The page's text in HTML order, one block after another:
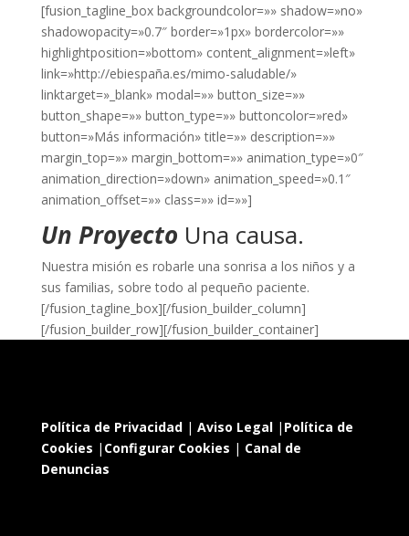
[fusion_tagline_box backgroundcolor=»» shadow=»no»
shadowopacity=»0.7″ border=»1px» bordercolor=»»
highlightposition=»bottom» content_alignment=»left»
link=»http://ebiespaña.es/mimo-saludable/»
linktarget=»_blank» modal=»» button_size=»»
button_shape=»» button_type=»» buttoncolor=»red»
button=»Más información» title=»» description=»»
margin_top=»» margin_bottom=»» animation_type=»0″
animation_direction=»down» animation_speed=»0.1″
animation_offset=»» class=»» id=»»]
Un Proyecto Una causa.
Nuestra misión es robarle una sonrisa a los niños y a
sus familias, sobre todo al pequeño paciente.
[/fusion_tagline_box][/fusion_builder_column]
[/fusion_builder_row][/fusion_builder_container]
Política de Privacidad| Aviso Legal| Política de
Cookies | Configurar Cookies | Canal de
Denuncias